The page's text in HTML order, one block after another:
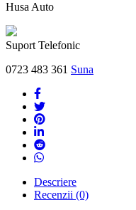
Husa Auto
Suport Telefonic
0723 483 361 Suna
Descriere
Recenzii (0)